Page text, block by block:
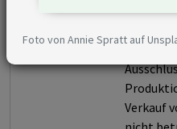
Norwegischen
wegen
Verkauf
Foto von Annie Spratt auf